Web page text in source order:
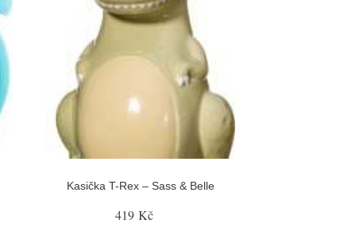
Kasička T-Rex – Sass & Belle
419 Kč